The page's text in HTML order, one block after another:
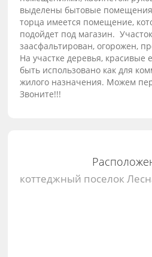
выделены бытовые
торца имеется помещение,
подойдет под магазин.
заасфальтирован, огорожен,
На участке деревья, красивые
быть использовано как для
жилого назначения. Можем
Звоните!!!
коттеджный поселок